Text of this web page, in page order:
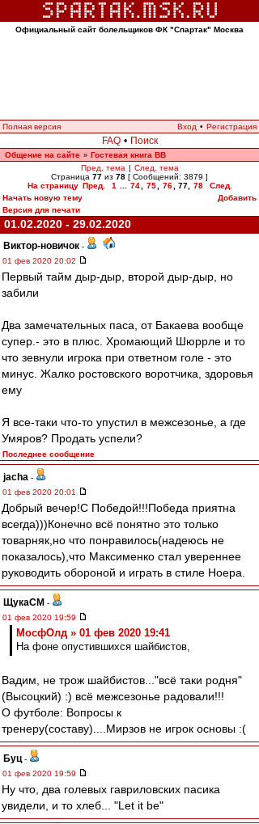
Официальный сайт болельщиков ФК "Спартак" Москва
Полная версия Вход • Регистрация
FAQ • Поиск
Общение на сайте » Гостевая книга ВВ
Пред. тема | След. тема
Страница 77 из 78 [ Сообщений: 3879 ]
На страницу Пред. 1 74 75 76 77, 78
След.
Начать новую тему
Добавить
Версия для печати
01.02.2020 - 29.02.2020
Виктор-новичок -
01 фев 2020 20:02
Первый тайм дыр-дыр, второй дыр-дыр, но
забили
Два замечательных паса, от Бакаева вообще
супер.- это в плюс. Хромающий Шюррле и то
что зевнули игрока при ответном голе - это
минус. Жалко ростовского воротчика, здоровья
ему
Я все-таки что-то упустил в межсезонье, а где
Умяров? Продать успели?
Последнее сообщение
jacha -
01 фев 2020 20:01
Добрый вечер!С Победой!!!Победа приятна
всегда)))Конечно всё понятно это только
товарняк,но что понравилось(надеюсь не
показалось),что Максименко стал увереннее
руководить обороной и играть в стиле Ноера.
ЩукаСМ -
01 фев 2020 19:59
МосфОлд » 01 фев 2020 19:41
На фоне опустившихся шайбистов,
Вадим, не трож шайбистов..."всё таки родня"
(Высоцкий) :) всё межсезонье радовали!!!
О футболе: Вопросы к
тренеру(составу)....Мирзов не игрок основы :(
Буц -
01 фев 2020 19:59
Ну что, два голевых гавриловских пасика
увидели, и то хлеб... "Let it be"